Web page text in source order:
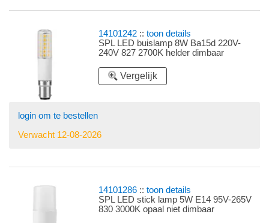
14101242 ::toon details
SPL LED buislamp 8W Ba15d 220V-
240V 827 2700K helder dimbaar
Vergelijk
login om te bestellen
Verwacht 12-08-2026
14101286 ::toon details
SPL LED stick lamp 5W E14 95V-265V
830 3000K opaal niet dimbaar